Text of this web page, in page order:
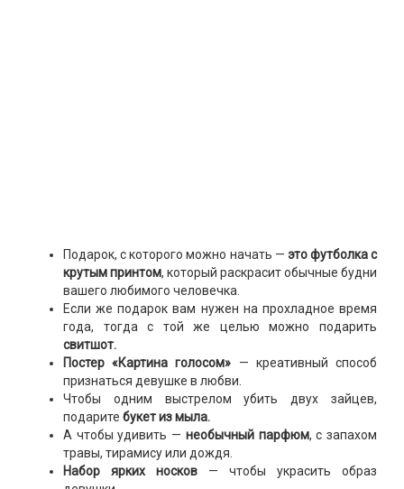
Подарок, с которого можно начать — это футболка с
крутым принтом, который раскрасит обычные будни
вашего любимого человечка.
Если же подарок вам нужен на прохладное время
года, тогда с той же целью можно подарить
свитшот.
Постер «Картина голосом» — креативный способ
признаться девушке в любви.
Чтобы одним выстрелом убить двух зайцев,
подарите букет из мыла.
А чтобы удивить — необычный парфюм, с запахом
травы, тирамису или дождя.
Набор ярких носков — чтобы украсить образ